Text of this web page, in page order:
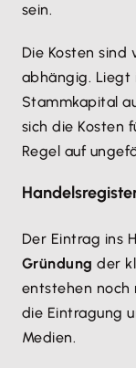
sein.
Die Kosten
abhängig. Liegt
Stammkapital
sich die Kosten
Regel auf
Der Eintrag ins
Gründung der
entstehen noch
die Eintragung
Medien.